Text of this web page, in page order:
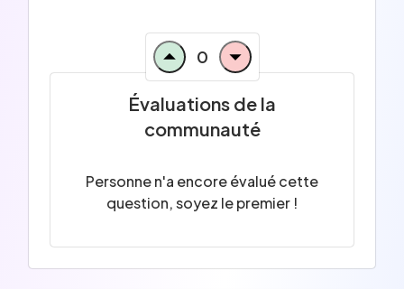
0
Évaluations de la
communauté
Personne n'a encore évalué cette
question, soyez le premier !